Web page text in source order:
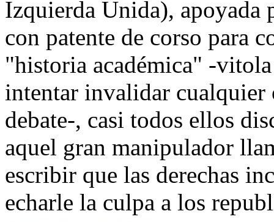
Izquierda Unida), apoyada
con patente de corso para
"historia académica" -
intentar invalidar cualquier
debate-, casi todos ellos
aquel gran manipulador
escribir que las derechas
echarle la culpa a los